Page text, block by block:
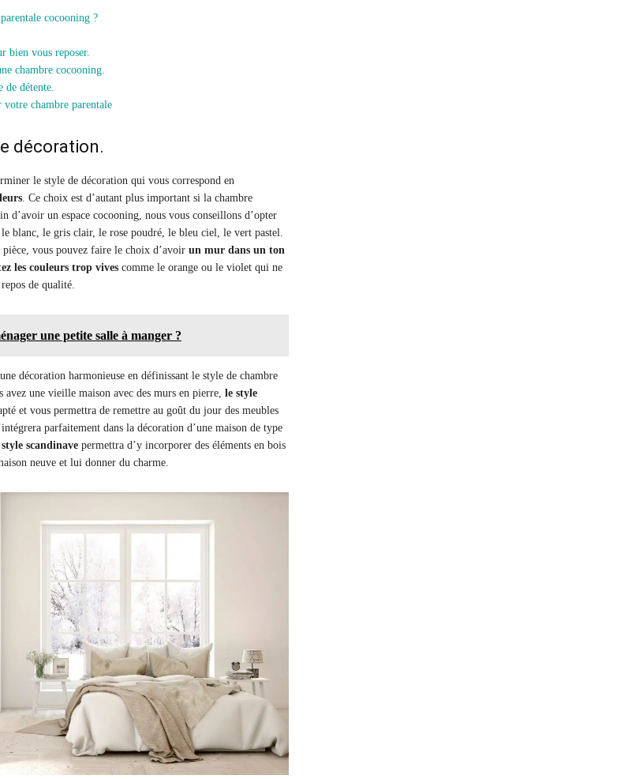
cocooning ?
bien vous reposer.
chambre cocooning.
de détente.
votre chambre parentale
décoration.
le style de décoration qui vous correspond en
. Ce choix est d’autant plus important si la chambre
d’avoir un espace cocooning, nous vous conseillons d’opter
blanc, le gris clair, le rose poudré, le bleu ciel, le vert pastel.
vous pouvez faire le choix d’avoir un mur dans un ton
les couleurs trop vives comme le orange ou le violet qui ne
de qualité.
une petite salle à manger ?
décoration harmonieuse en définissant le style de chambre
avez une vieille maison avec des murs en pierre, le style
et vous permettra de remettre au goût du jour des meubles
parfaitement dans la décoration d’une maison de type
scandinavepermettra d’y incorporer des éléments en bois
neuve et lui donner du charme.